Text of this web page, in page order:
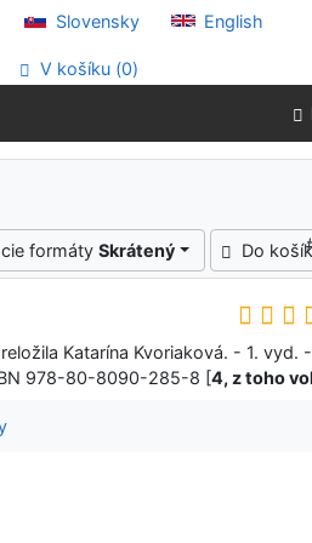
Slovensky English
V košíku (0)
formáty Skrátený Do
Katarína Kvoriaková. - 1. vyd.
978-80-8090-285-8 [4, z toho